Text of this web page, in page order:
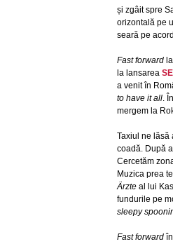
și zgâit spre
orizontală pe
seară pe
Fast forward
la lansarea
a venit în
to have it all.
mergem la
Taxiul ne lăsă
coadă. După
Cercetăm
Muzica prea
Ärzte al lui
fundurile pe
sleepy
Fast forward